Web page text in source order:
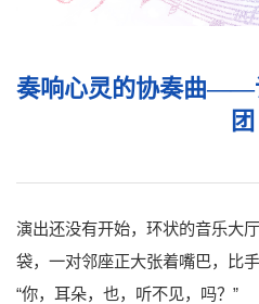
奏响心灵的协奏曲——
团
演出还没有开始，环状的音乐大
袋，一对邻座正大张着嘴巴，比手
“你，耳朵，也，听不见，吗？”